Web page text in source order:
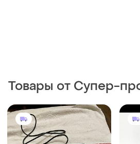
Товары от Супер-